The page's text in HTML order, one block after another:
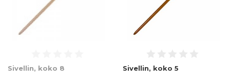
Sivellin, koko 8 Sivellin, koko 5